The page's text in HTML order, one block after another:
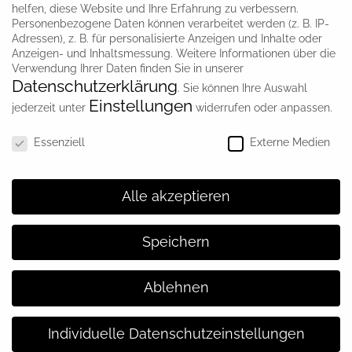
(Lebenserinnerungen von Oskar Hagen, geb. 1895):
„Unser ganzes Interesse galt nun dem am kommenden
Sonntag stattfindenden Fackel- oder Funkensonntag.
Schon während der Weihnachtsferien
2026 | Gewerbemuseum
Spaichingen |Impressum|Datenschutz|Erklärung
zur Barrierefreiheit
helfen, diese Website und Ihre Erfahrung zu verbessern.
Personenbezogene Daten können verarbeitet werden (z. B. IP-
Adressen), z. B. für personalisierte Anzeigen und Inhalte oder
Anzeigen- und Inhaltsmessung. Weitere Informationen über die
Verwendung Ihrer Daten finden Sie in unserer
Datenschutzerklärung. Sie können Ihre Auswahl
jederzeit unter Einstellungen widerrufen oder anpassen.
Essenziell
Externe Medien
Alle akzeptieren
Speichern
Ablehnen
Individuelle Datenschutzeinstellungen